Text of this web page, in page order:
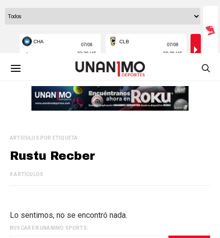
ARTÍCULOS POR ETIQUETA
Rustu Recber
0 ARTÍCULOS
Lo sentimos, no se encontró nada.
BUSCAR EN UNANIMO SPORTS: